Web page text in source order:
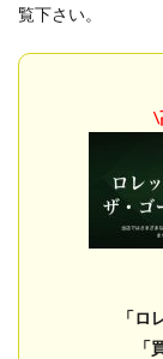
覧下さい。
\
「ロ
「